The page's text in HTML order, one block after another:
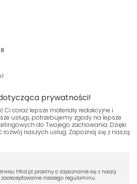
Dystrybucyjne- Wszelkie prawa
na Twoim dysku zmień
swojej przeglądarki.
prywatności!
coraz lepsze materiały redakcyjne i
usługi, potrzebujemy zgody na lepsze
do Twojego zachowania. Dzięki
naszych usług. Zapoznaj się z naszą
hfcd.pl prosimy o zapoznanie się z naszą
naszego regulaminu.